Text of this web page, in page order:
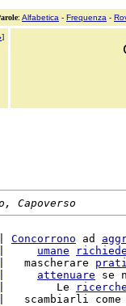
: Alfabetica - Frequenza -
]
Capoverso
Concorrono ad
umane
|   mascherare
attenuare se
|        Le
|   scambiarli